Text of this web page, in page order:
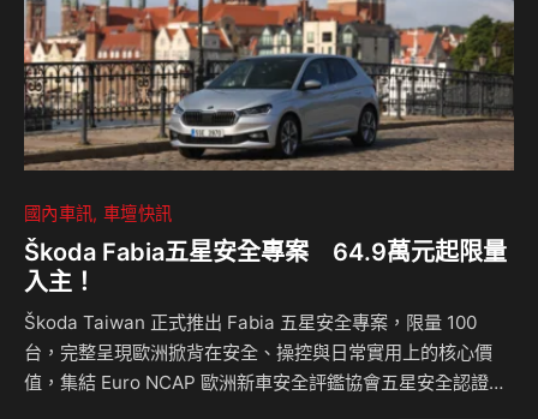
細節，襯托全車大器格局…
國內車訊 車壇快訊
Škoda Fabia五星安全專案 64.9萬元起限量
入主！
Škoda Taiwan 正式推出 Fabia 五星安全專案，限量 100
台，完整呈現歐洲掀背在安全、操控與日常實用上的核心價
值，集結 Euro NCAP 歐洲新車安全評鑑協會五星安全認證、